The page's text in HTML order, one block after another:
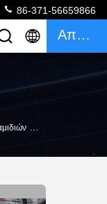
86-371-56659866
Απόσπασμα
>